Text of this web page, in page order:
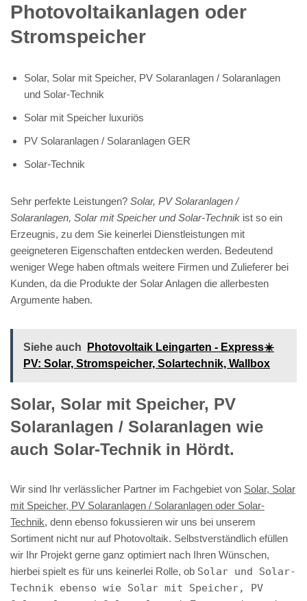
Photovoltaikanlagen oder
Stromspeicher
Solar, Solar mit Speicher, PV Solaranlagen / Solaranlagen
und Solar-Technik
Solar mit Speicher luxuriös
PV Solaranlagen / Solaranlagen GER
Solar-Technik
Sehr perfekte Leistungen? Solar, PV Solaranlagen /
Solaranlagen, Solar mit Speicher und Solar-Technik ist so ein
Erzeugnis, zu dem Sie keinerlei Dienstleistungen mit
geeigneteren Eigenschaften entdecken werden. Bedeutend
weniger Wege haben oftmals weitere Firmen und Zulieferer bei
Kunden, da die Produkte der Solar Anlagen die allerbesten
Argumente haben.
Siehe auch
Photovoltaik Leingarten - Express☀️
PV️: Solar, Stromspeicher, Solartechnik, Wallbox
Solar, Solar mit Speicher, PV
Solaranlagen / Solaranlagen wie
auch Solar-Technik in Hördt.
Wir sind Ihr verlässlicher Partner im Fachgebiet von Solar, Solar
mit Speicher, PV Solaranlagen / Solaranlagen oder Solar-
Technik, denn ebenso fokussieren wir uns bei unserem
Sortiment nicht nur auf Photovoltaik. Selbstverständlich efüllen
wir Ihr Projekt gerne ganz optimiert nach Ihren Wünschen,
hierbei spielt es für uns keinerlei Rolle, ob Solar und Solar-
Technik ebenso wie Solar mit Speicher, PV